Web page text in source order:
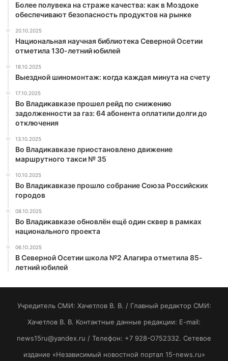
Более полувека на страже качества: как в Моздоке
обеспечивают безопасность продуктов на рынке
20.10.2025
Национальная научная библиотека Северной Осетии
отметила 130-летний юбилей
18.10.2025
Выездной шиномонтаж: когда каждая минута на счету
17.10.2025
Во Владикавказе прошел рейд по снижению
задолженности за газ: 64 абонента оплатили долги до
отключения
13.10.2025
Во Владикавказе приостановлено движение
маршрутного такси № 35
10.10.2025
Во Владикавказе прошло собрание Союза Российских
городов
08.10.2025
Во Владикавказе обновлён ещё один сквер в рамках
национального проекта
06.10.2025
В Северной Осетии школа №2 Алагира отметила 85-
летний юбилей
Учредитель СМИ: Хaчeтлoв B. B. / Главный редактор СМИ:
Хaчeтлoв B. B. Контактные данные редакции: E-mail:
news15ru@yandex.ru / Телефон: +7 928-O752332. Сетевое
издание «Независимый новостной портал 15-news.ru»